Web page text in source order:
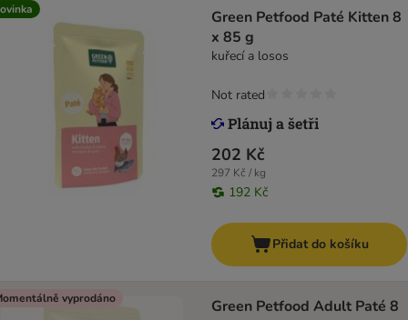
Green Petfood Paté Kitten 8
x 85 g
kuřecí a losos
202 Kč
297 Kč / kg
192 Kč
Not rated
Přidat do košíku
vyprodáno
Green Petfood Adult Paté 8